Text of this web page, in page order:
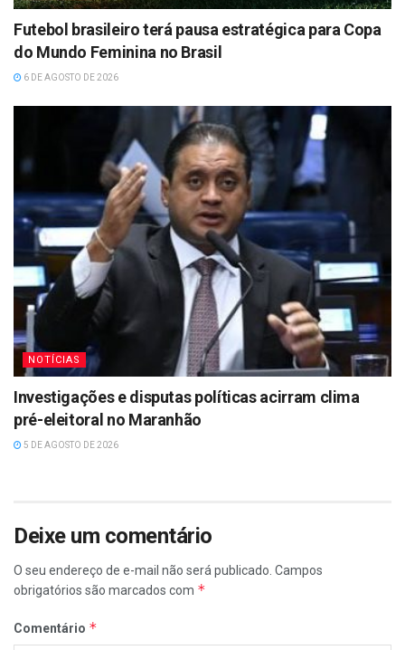
Futebol brasileiro terá pausa estratégica para Copa
do Mundo Feminina no Brasil
6 DE AGOSTO DE 2026
NOTÍCIAS
Investigações e disputas políticas acirram clima
pré-eleitoral no Maranhão
5 DE AGOSTO DE 2026
Deixe um comentário
O seu endereço de e-mail não será publicado. Campos
obrigatórios são marcados com *
Comentário *